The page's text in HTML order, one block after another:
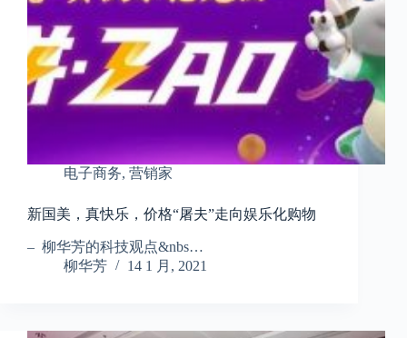
电子商务, 营销家
新国美，真快乐，价格“屠夫”走向娱乐化购物
– 柳华芳的科技观点&nbs…
柳华芳
14 1 月, 2021